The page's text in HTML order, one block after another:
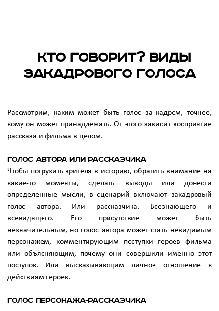
Кто говорит? Виды
закадрового голоса
Рассмотрим, каким может быть голос за кадром, точнее,
кому он может принадлежать. От этого зависит восприятие
рассказа и фильма в целом.
Голос автора или рассказчика
Чтобы погрузить зрителя в историю, обратить внимание на
какие-то моменты, сделать выводы или донести
определенные мысли, в сценарий включают закадровый
голос автора. Или рассказчика. Всезнающего и
всевидящего. Его присутствие может быть
незначительным, но голос автора может стать невидимым
персонажем, комментирующим поступки героев фильма
или объясняющим, почему они совершили именно этот
поступок. Или высказывающим личное отношение к
действиям героев.
Голос персонажа-рассказчика